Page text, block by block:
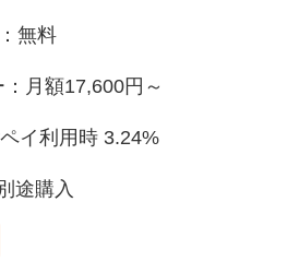
無料
月額17,600円～
イ利用時 3.24%
途購入